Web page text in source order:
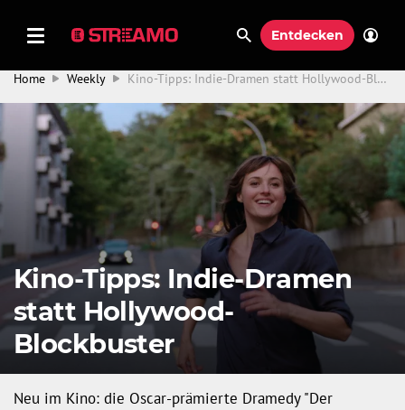
Entdecken
Home Weekly Kino-Tipps: Indie-Dramen statt Hollywood-Blockbuster
Kino-Tipps: Indie-Dramen
statt Hollywood-
Blockbuster
Neu im Kino: die Oscar-prämierte Dramedy "Der